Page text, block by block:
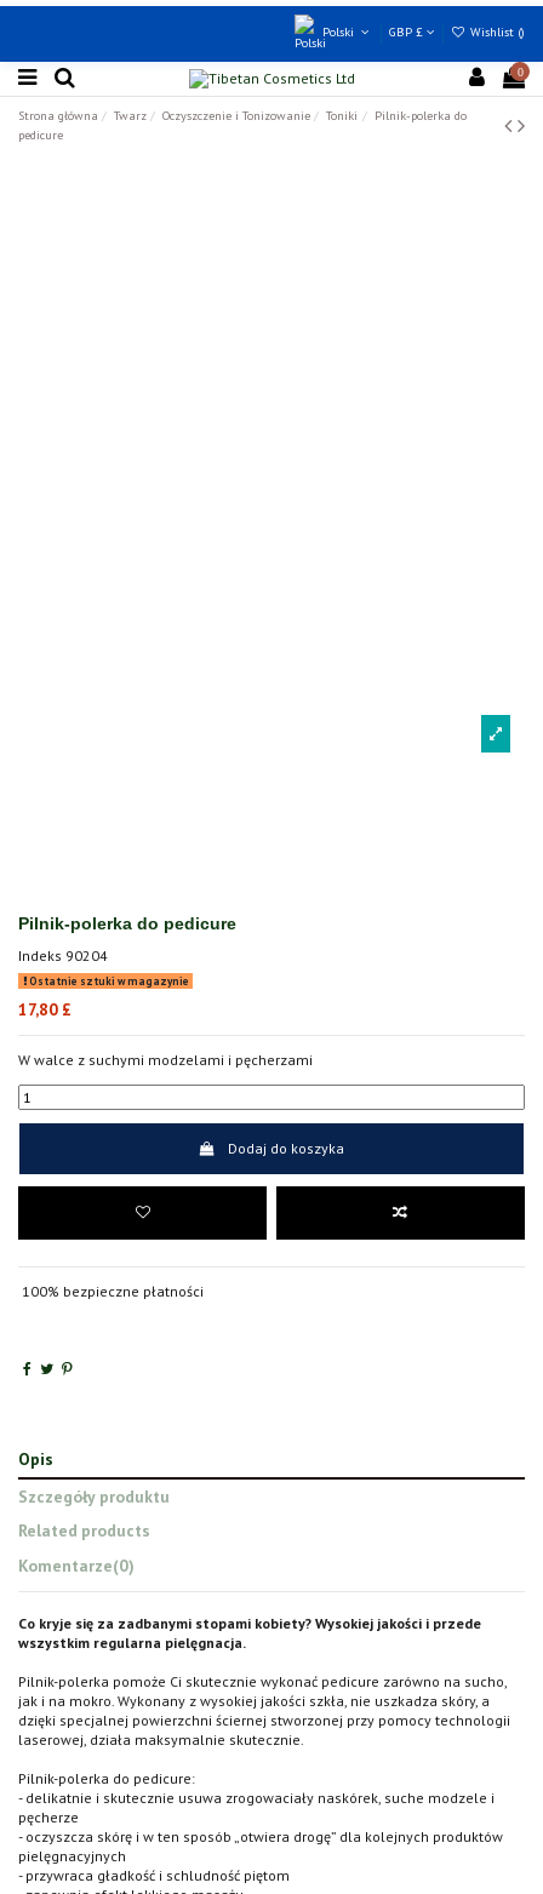
Polski GBP £ Wishlist ()
0
Strona główna Twarz Oczyszczenie i Tonizowanie Toniki
Pilnik-polerka do
pedicure
Pilnik-polerka do pedicure
Indeks 90204
Ostatnie sztuki w magazynie
17,80 £
W walce z suchymi modzelami i pęcherzami
Dodaj do koszyka
100% bezpieczne płatności
Opis
Szczegóły produktu
Related products
Komentarze(0)
Co kryje się za zadbanymi stopami kobiety? Wysokiej jakości i przede
wszystkim regularna pielęgnacja.
Pilnik-polerka pomoże Ci skutecznie wykonać pedicure zarówno na sucho,
jak i na mokro. Wykonany z wysokiej jakości szkła, nie uszkadza skóry, a
dzięki specjalnej powierzchni ściernej stworzonej przy pomocy technologii
laserowej, działa maksymalnie skutecznie.
Pilnik-polerka do pedicure:
- delikatnie i skutecznie usuwa zrogowaciały naskórek, suche modzele i
pęcherze
- oczyszcza skórę i w ten sposób „otwiera drogę” dla kolejnych produktów
pielęgnacyjnych
- przywraca gładkość i schludność piętom